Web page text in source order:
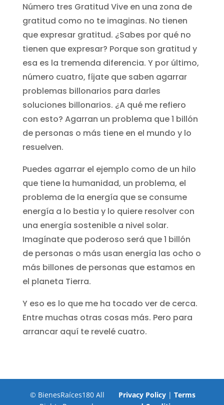
Número tres Gratitud Vive en una zona de
gratitud como no te imaginas. No tienen
que expresar gratitud. ¿Sabes por qué no
tienen que expresar? Porque son gratitud y
esa es la tremenda diferencia. Y por último,
número cuatro, fíjate que saben agarrar
problemas billonarios para darles
soluciones billonarios. ¿A qué me refiero
con esto? Agarran un problema que 1 billón
de personas o más tiene en el mundo y lo
resuelven.
Puedes agarrar el ejemplo como de un hilo
que tiene la humanidad, un problema, el
problema de la energía que se consume
energía a lo bestia y lo quiere resolver con
una energía sostenible a nivel solar.
Imagínate que poderoso será que 1 billón
de personas o más usan energía las ocho o
más billones de personas que estamos en
el planeta Tierra.
Y eso es lo que me ha tocado ver de cerca.
Entre muchas otras cosas más. Pero para
arrancar aquí te revelé cuatro.
© BienesRaíces180 All
Privacy Policy| Terms